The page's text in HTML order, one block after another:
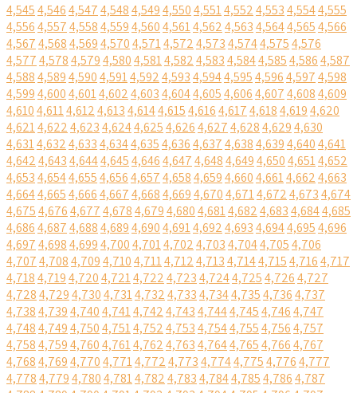
4,5454,5464,5474,5484,5494,5504,5514,5524,5534,5544,555
4,5564,5574,5584,5594,5604,5614,5624,5634,5644,5654,566
4,5674,5684,5694,5704,5714,5724,5734,5744,5754,576
4,5774,5784,5794,5804,5814,5824,5834,5844,5854,5864,587
4,5884,5894,5904,5914,5924,5934,5944,5954,5964,5974,598
4,5994,6004,6014,6024,6034,6044,6054,6064,6074,6084,609
4,6104,6114,6124,6134,6144,6154,6164,6174,6184,6194,620
4,6214,6224,6234,6244,6254,6264,6274,6284,6294,630
4,6314,6324,6334,6344,6354,6364,6374,6384,6394,6404,641
4,6424,6434,6444,6454,6464,6474,6484,6494,6504,6514,652
4,6534,6544,6554,6564,6574,6584,6594,6604,6614,6624,663
4,6644,6654,6664,6674,6684,6694,6704,6714,6724,6734,674
4,6754,6764,6774,6784,6794,6804,6814,6824,6834,6844,685
4,6864,6874,6884,6894,6904,6914,6924,6934,6944,6954,696
4,6974,6984,6994,7004,7014,7024,7034,7044,7054,706
4,7074,7084,7094,7104,7114,7124,7134,7144,7154,7164,717
4,7184,7194,7204,7214,7224,7234,7244,7254,7264,727
4,7284,7294,7304,7314,7324,7334,7344,7354,7364,737
4,7384,7394,7404,7414,7424,7434,7444,7454,7464,747
4,7484,7494,7504,7514,7524,7534,7544,7554,7564,757
4,7584,7594,7604,7614,7624,7634,7644,7654,7664,767
4,7684,7694,7704,7714,7724,7734,7744,7754,7764,777
4,7784,7794,7804,7814,7824,7834,7844,7854,7864,787